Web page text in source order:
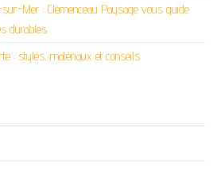
Mer : Clemenceau Paysage vous guide
durables
: styles, matériaux et conseils